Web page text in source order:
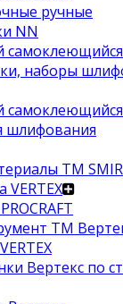
ручные
NN
наборы
шлифования
ТМ
VERTEX
ТМ
Вертекс по